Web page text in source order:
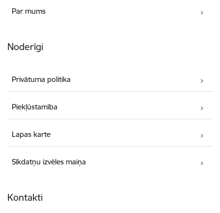
Par mums
Noderīgi
Privātuma politika
Piekļūstamība
Lapas karte
Sīkdatņu izvēles maiņa
Kontakti